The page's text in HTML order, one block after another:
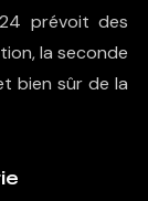
prévoit des
la seconde
bien sûr de la